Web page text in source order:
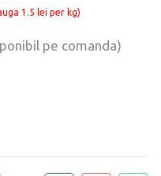
1.5 lei per kg)
pe comanda)